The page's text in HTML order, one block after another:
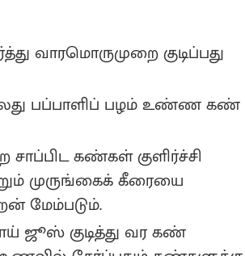
வாரமொருமுறை குடிப்பது
பப்பாளிப் பழம் உண்ண கண்
கண்கள் குளிர்ச்சி
முருங்கைக் கீரையை
மேம்படும்.
ஜூஸ் குடித்து வர கண்